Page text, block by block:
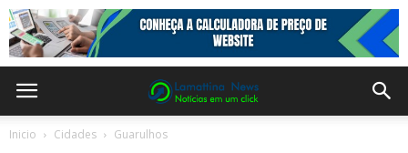
Inicio Cidades Guarulhos